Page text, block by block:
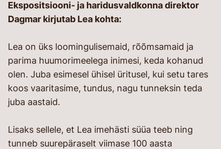
Ekspositsiooni- ja haridusvaldkonna direktor
Dagmar kirjutab Lea kohta:
Lea on üks loomingulisemaid, rõõmsamaid ja
parima huumorimeelega inimesi, keda kohanud
olen. Juba esimesel ühisel üritusel, kui setu tares
koos vaaritasime, tundus, nagu tunneksin teda
juba aastaid.
Lisaks sellele, et Lea imehästi süüa teeb ning
tunneb suurepäraselt viimase 100 aasta